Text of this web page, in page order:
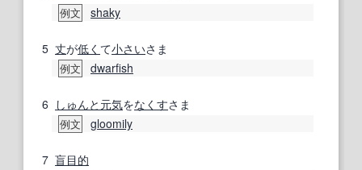
例文 shaky
5 丈が低く て小さいさま
例文 dwarfish
6 しゅんと 元気をなくすさま
例文 gloomily
7 盲目的